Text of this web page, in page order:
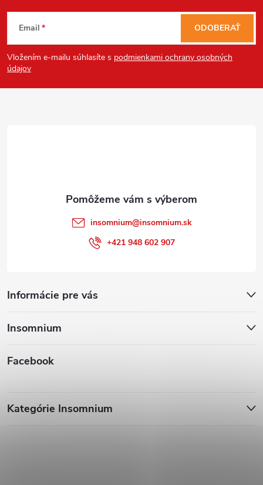
Z
á
p
Email
Vložením e-mailu súhlasíte s podmienkami ochrany osobných
údajov
ODOBERAŤ
Informácie pre vás
Insomnium
Facebook
insomnium@insomnium.sk
+421 948 602 907
Kategórie Insomnium